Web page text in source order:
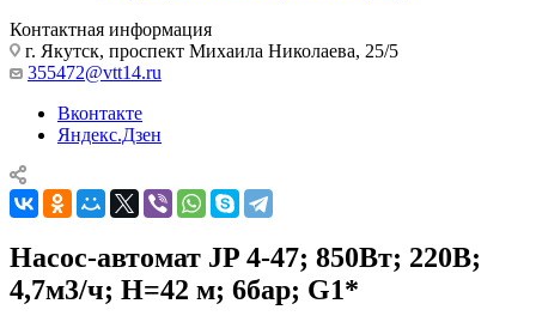
Контактная информация
г. Якутск, проспект Михаила Николаева, 25/5
355472@vtt14.ru
Вконтакте
Яндекс.Дзен
Насос-автомат JP 4-47; 850Вт; 220В;
4,7м3/ч; Н=42 м; 6бар; G1*